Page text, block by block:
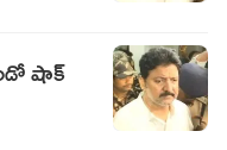
షాక్